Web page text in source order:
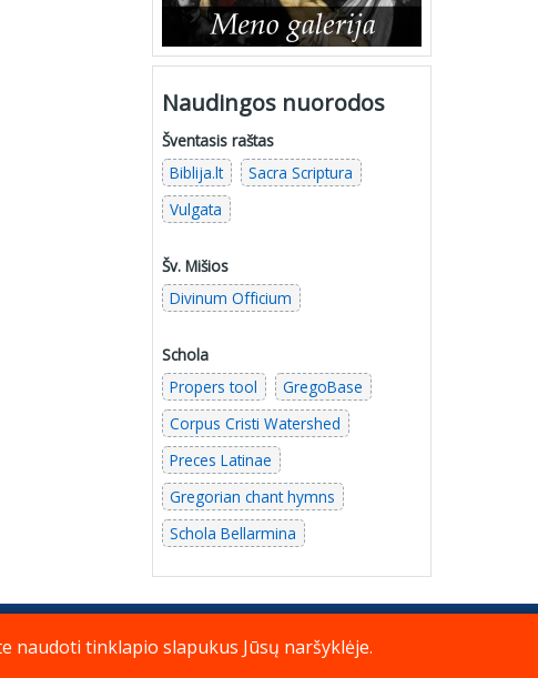
Naudingos nuorodos
Šventasis raštas
Biblija.lt
Sacra Scriptura
Vulgata
Šv. Mišios
Divinum Officium
Schola
Propers tool
GregoBase
Corpus Cristi Watershed
Preces Latinae
Gregorian chant hymns
Schola Bellarmina
naudoti tinklapio slapukus Jūsų naršyklėje.